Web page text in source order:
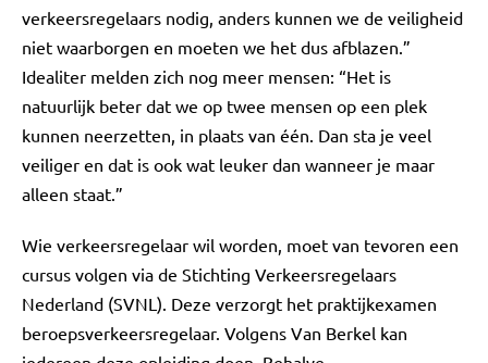
verkeersregelaars nodig, anders kunnen we de veiligheid
niet waarborgen en moeten we het dus afblazen.”
Idealiter melden zich nog meer mensen: “Het is
natuurlijk beter dat we op twee mensen op een plek
kunnen neerzetten, in plaats van één. Dan sta je veel
veiliger en dat is ook wat leuker dan wanneer je maar
alleen staat.”
Wie verkeersregelaar wil worden, moet van tevoren een
cursus volgen via de Stichting Verkeersregelaars
Nederland (SVNL). Deze verzorgt het praktijkexamen
beroepsverkeersregelaar. Volgens Van Berkel kan